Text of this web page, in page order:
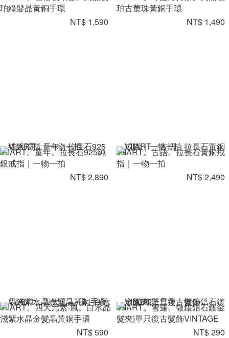
珀綠髮晶黃銅手環
NT$ 1,590
珀古董珠黃銅手環
NT$ 1,490
VIIART。童年。拉長石925純
銀戒指｜一物一拍
NT$ 2,890
VIIART。古語。拉長石黃銅戒
指｜一物一拍
NT$ 2,490
VIIART。四大元素-風。白水晶
淺紫水晶金髮晶黃銅手環
NT$ 590
VIIART。雪蓮。微鑲鋯石鍍金
髮夾|單只復古髮飾VINTAGE
NT$ 290